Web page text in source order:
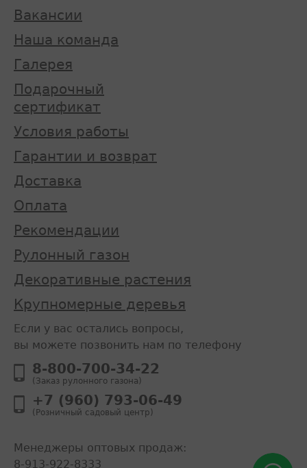
Вакансии
Наша команда
Галерея
Подарочный
сертификат
Условия работы
Гарантии и возврат
Доставка
Оплата
Рекомендации
Рулонный газон
Декоративные растения
Крупномерные деревья
Если у вас остались вопросы,
вы можете позвонить нам по телефону
8-800-700-34-22
(Заказ рулонного газона)
+7 (960) 793-06-49
(Розничный садовый центр)
Менеджеры оптовых продаж:
8-913-922-8333